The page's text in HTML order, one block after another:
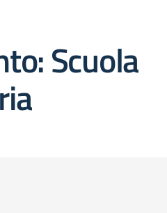
Scuola